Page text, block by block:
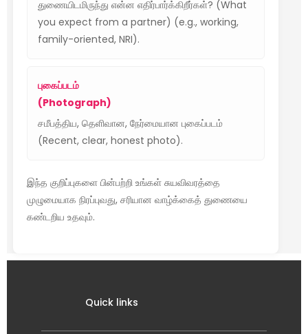
துணையிடமிருந்து என்ன எதிர்பார்க்கிறீர்கள்? (What
you expect from a partner) (e.g., working,
family-oriented, NRI).
புகைப்படம்
(Photograph)
சமீபத்திய, தெளிவான, நேர்மையான புகைப்படம்
(Recent, clear, honest photo).
இந்த குறிப்புகளை பின்பற்றி உங்கள் சுயவிவரத்தை
முழுமையாக நிரப்புவது, சரியான வாழ்க்கைத் துணையை
கண்டறிய உதவும்.
Quick links